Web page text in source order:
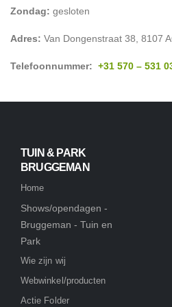
Zondag: gesloten
Adres: Van Dongenstraat 38, 8107
Telefoonnummer: +31 570 – 531
TUIN & PARK
BRUGGEMAN
Home
Shows/opendagen -
Bruggeman - Tuin en
Park
Wie zijn wij
Webwinkel/producten
Actie Folder